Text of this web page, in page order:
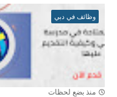
وظائف في دبي
منذ بضع لحظات